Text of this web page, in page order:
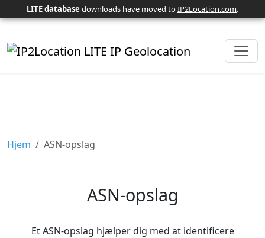
LITE database downloads have moved toIP2Location.com.
Hjem ASN-opslag
ASN-opslag
Et ASN-opslag hjælper dig med at identificere